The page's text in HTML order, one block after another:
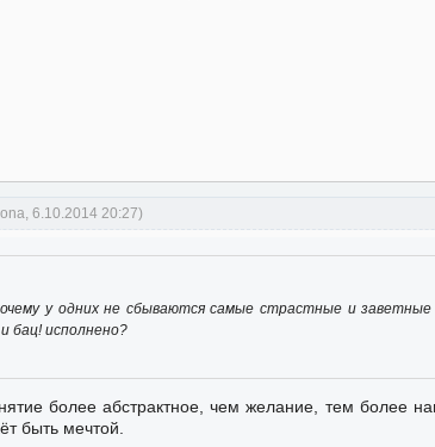
6.10.2014 20:27)
у одних не сбываются самые страстные и
бац! исполнено?
более абстрактное, чем желание, тем более
быть мечтой.